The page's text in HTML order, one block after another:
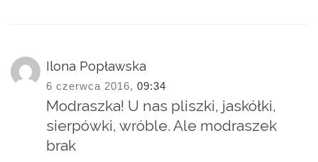
Ilona Popławska
6 czerwca 2016, 09:34
Modraszka! U nas pliszki, jaskółki,
sierpówki, wróble. Ale modraszek
brak